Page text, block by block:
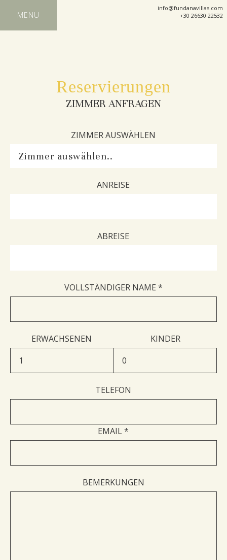
info@fundanavillas.com
+30 26630 22532
KONTAKTIERE UNS BUCHEN SIE JETZT
MENU
info@fundanavillas.com
+30 26630 22532
Reservierungen
ZIMMER ANFRAGEN
ZIMMER AUSWÄHLEN
ANREISE
ABREISE
VOLLSTÄNDIGER NAME *
ERWACHSENEN KINDER
TELEFON
EMAIL *
BEMERKUNGEN